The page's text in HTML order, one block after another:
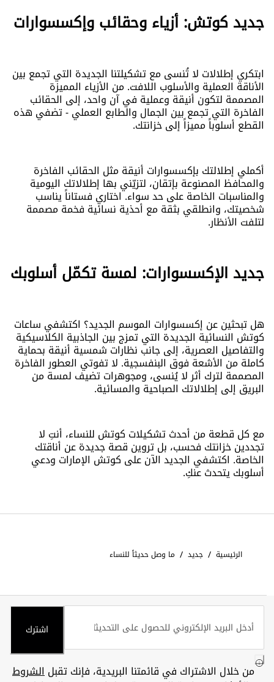
جديد كوتش: أزياء وحقائب وإكسسوارات
ابتكري إطلالات لا تُنسى مع تشكيلتنا الجديدة التي تجمع بين
الأناقة العملية والأسلوب اللافت. من الأزياء المميزة
المصممة لتكون أنيقة وعملية في آن واحد، إلى الحقائب
الفاخرة التي تجمع بين الجمال والطابع العملي - تضفي هذه
القطع أسلوباً مميزاً إلى خزانتك.
أكملي إطلالتك بإكسسوارات أنيقة مثل الحقائب الفاخرة
والمحافظ المصنوعة بإتقان، لتزيّني بها إطلالاتك اليومية
والمناسبات الخاصة على حد سواء. اختاري فستاناً يناسب
شخصيتك، وانطلقي بثقة مع أحذية نسائية فخمة مصممة
لتلفت الأنظار.
جديد الإكسسوارات: لمسة تكمّل أسلوبك
هل تبحثين عن إكسسوارات الموسم الجديد؟ اكتشفي ساعات
كوتش النسائية الجديدة التي تمزج بين الجاذبية الكلاسيكية
والتفاصيل العصرية، إلى جانب نظارات شمسية أنيقة بحماية
كاملة من الأشعة فوق البنفسجية. لا تفوتي العطور الفاخرة
المصممة لترك أثر لا يُنسى، ومجوهرات تضيف لمسة من
البريق إلى إطلالاتك الصباحية والمسائية.
مع كل قطعة من أحدث تشكيلات كوتش للنساء، أنتِ لا
تجددين خزانتك فحسب، بل تروين قصة جديدة عن أناقتك
الخاصة. اكتشفي الجديد الآن على كوتش الإمارات ودعي
أسلوبك يتحدث عنكِ.
الرئيسية / جديد / ما وصل حديثاً للنساء
اشترك
من خلال الاشتراك في قائمتنا البريدية، فإنك تقبلالشروط